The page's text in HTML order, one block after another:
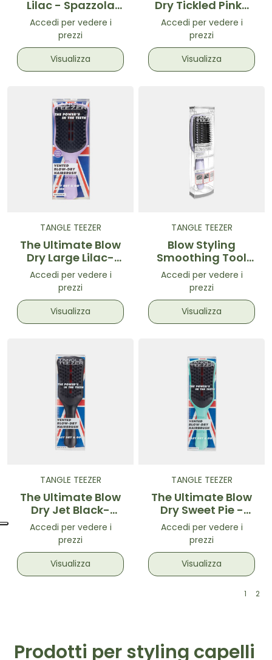
Lilac - Spazzola
districante Rosa
Accedi per vedere i
prezzi
Visualizza
Dry Tickled Pink-
Spazzola
volumizzante per
asciugatura Rosa
Accedi per vedere i
prezzi
Visualizza
TANGLE TEEZER
The Ultimate Blow
Dry Large Lilac-
Spazzola
volumizzante per
asciugatura Lilla
Accedi per vedere i
prezzi
Visualizza
TANGLE TEEZER
Blow Styling
Smoothing Tool
Large Half Paddle
- Spazzola per
styling capelli
Accedi per vedere i
prezzi
Visualizza
TANGLE TEEZER
The Ultimate Blow
Dry Jet Black-
Spazzola
volumizzante per
asciugatura Nera
Accedi per vedere i
prezzi
Visualizza
TANGLE TEEZER
The Ultimate Blow
Dry Sweet Pie -
Spazzola
volumizzante per
asciugatura Verde
Acqua
Accedi per vedere i
prezzi
Visualizza
2
Prodotti per styling capelli